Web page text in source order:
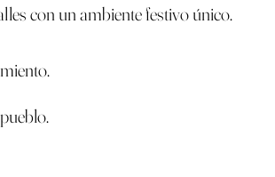
con un ambiente festivo único.